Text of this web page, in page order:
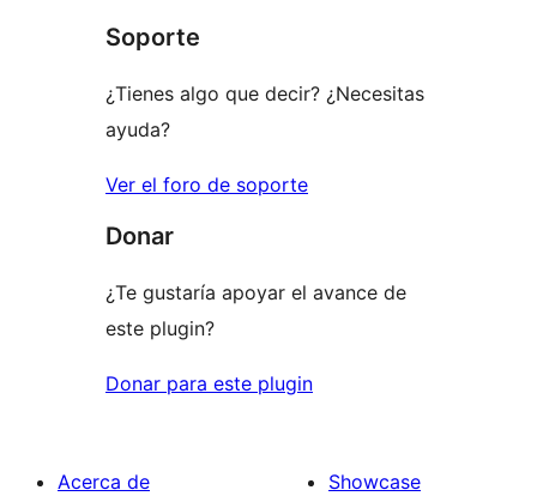
estrellas
Soporte
¿Tienes algo que decir? ¿Necesitas
ayuda?
Ver el foro de soporte
Donar
¿Te gustaría apoyar el avance de
este plugin?
Donar para este plugin
Acerca de
Showcase